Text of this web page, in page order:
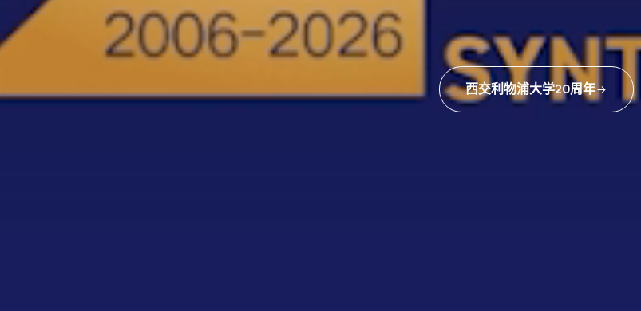
西交利物浦大学20周年